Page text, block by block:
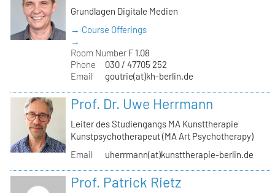
Grundlagen Digitale Medien
→ Course Offerings
→
Room Number F 1.08
Phone
030 / 47705 252
Email
goutrie(at)kh-berlin.de
Prof. Dr. Uwe Herrmann
Leiter des Studiengangs MA Kunsttherapie
Kunstpsychotherapeut (MA Art Psychotherapy)
Email
uherrmann(at)kunsttherapie-berlin.de
Prof. Patrick Rietz